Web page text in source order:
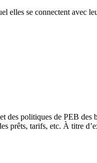
se connectent avec
et des politiques de PEB des
prêts, tarifs, etc. À titre